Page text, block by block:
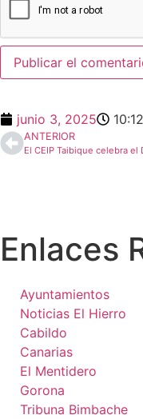
junio 3, 2025
ANTERIOR
Enlaces
Ayuntamientos
Noticias El Hierro
Cabildo
Canarias
El Mentidero
Gorona
Tribuna Bimbache